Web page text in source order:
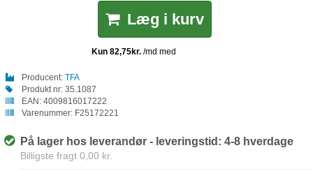
Læg i kurv
Producent: TFA
Produkt nr: 35.1087
EAN: 4009816017222
Varenummer: F25172221
På lager hos leverandør - leveringstid: 4-8 hverdage
Billigste fragt 0,00 kr.